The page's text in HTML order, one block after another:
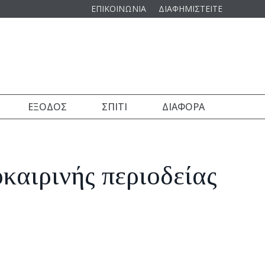
ΕΠΙΚΟΙΝΩΝΙΑ ΔΙΑΦΗΜΙΣΤΕΙΤΕ
ΈΞΟΔΟΣ ΣΠΊΤΙ ΔΙΆΦΟΡΑ
περιοδείας